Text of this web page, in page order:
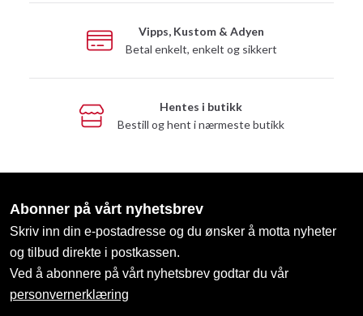
Vipps, Kustom & Adyen
Betal enkelt, enkelt og sikkert
Hentes i butikk
Bestill og hent i nærmeste butikk
Abonner på vårt nyhetsbrev
Skriv inn din e-postadresse og du ønsker å motta nyheter
og tilbud direkte i postkassen.
Ved å abonnere på vårt nyhetsbrev godtar du vår
personvernerklæring